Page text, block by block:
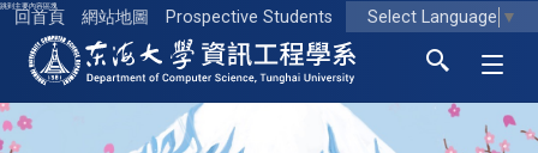
跳到主要內容區塊
回首頁 網站地圖 Prospective Students Select Language ▼
東海大學logo